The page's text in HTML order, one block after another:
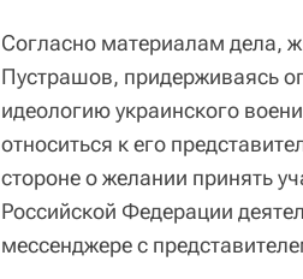
Согласно материалам дела,
Пустрашов, придерживаясь
идеологию украинского
относиться к его
стороне о желании принять
Российской Федерации
мессенджере с